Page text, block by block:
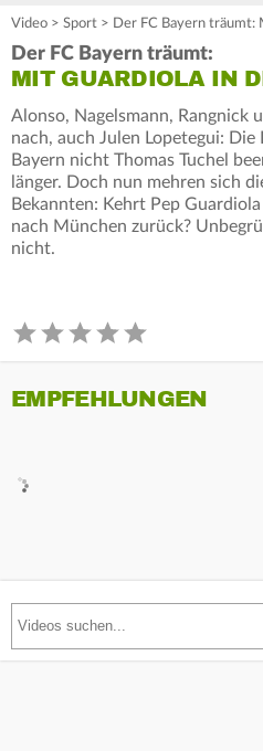
Video > Sport > Der FC Bayern träumt:
Der FC Bayern träumt:
MIT GUARDIOLA IN
Alonso, Nagelsmann, Rangnick
nach, auch Julen Lopetegui: Die
Bayern nicht Thomas Tuchel
länger. Doch nun mehren sich
Bekannten: Kehrt Pep
nach München zurück?
nicht.
EMPFEHLUNGEN